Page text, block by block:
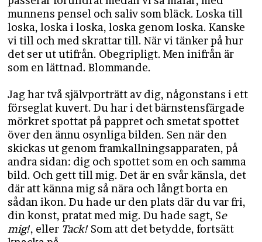
munnens pensel och saliv som bläck. Loska till
loska, loska i loska, loska genom loska. Kanske
vi till och med skrattar till. När vi tänker på hur
det ser ut utifrån. Obegripligt. Men inifrån är
som en lättnad. Blommande.
Jag har två självporträtt av dig, någonstans i ett
förseglat kuvert. Du har i det bärnstensfärgade
mörkret spottat på pappret och smetat spottet
över den ännu osynliga bilden. Sen när den
skickas ut genom framkallningsapparaten, på
andra sidan: dig och spottet som en och samma
bild. Och gett till mig. Det är en svår känsla, det
där att känna mig så nära och långt borta en
sådan ikon. Du hade ur den plats där du var fri,
din konst, pratat med mig. Du hade sagt, Se
mig!, eller Tack! Som att det betydde, fortsätt